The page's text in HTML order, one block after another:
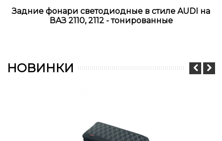
Задние фонари светодиодные в стиле AUDI на
ВАЗ 2110, 2112 - тонированные
НОВИНКИ